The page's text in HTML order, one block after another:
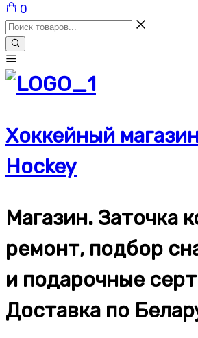
Корзина
0
Хоккейный
Hockey
Магазин. Заточка
ремонт, подбор
и подарочные
Доставка по